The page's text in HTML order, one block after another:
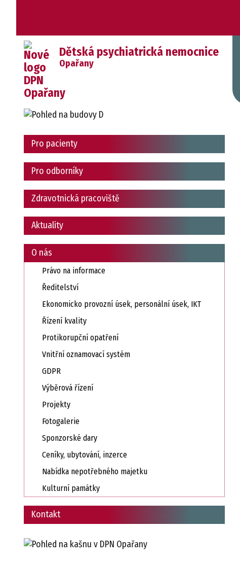
Dětská psychiatrická nemocnice
Opařany
Pro pacienty
Pro odborníky
Zdravotnická pracoviště
Aktuality
O nás
Právo na informace
Ředitelství
Ekonomicko provozní úsek, personální úsek, IKT
Řízení kvality
Protikorupční opatření
Vnitřní oznamovací systém
GDPR
Výběrová řízení
Projekty
Fotogalerie
Sponzorské dary
Ceníky, ubytování, inzerce
Nabídka nepotřebného majetku
Kulturní památky
Kontakt